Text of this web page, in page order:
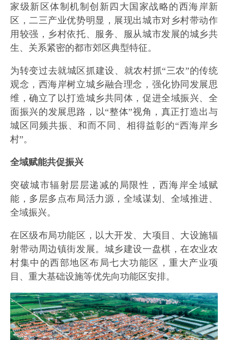
家级新区体制机制创新四大国家战略的西海岸新
区，二三产业优势明显，展现出城市对乡村带动作
用较强，乡村依托、服务、服从城市发展的城乡共
生、关系紧密的都市郊区典型特征。
为转变过去就城区抓建设、就农村抓“三农”的传统
观念，西海岸树立城乡融合理念，强化协同发展思
维，确立了以打造城乡共同体，促进全域振兴、全
面振兴的发展思路，以“整体”视角，真正打造出与
城区同频共振、和而不同、相得益彰的“西海岸乡
村”。
全域赋能共促振兴
突破城市辐射层层递减的局限性，西海岸全域赋
能，多层多点布局活力源，全域谋划、全域推进、
全域振兴。
在区级布局功能区，以大开发、大项目、大设施辐
射带动周边镇街发展。城乡建设一盘棋，在农业农
村集中的西部地区布局七大功能区，重大产业项
目、重大基础设施等优先向功能区安排。